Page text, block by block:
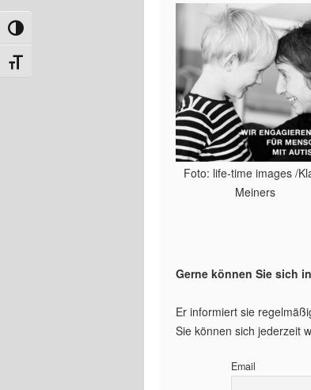
Umschalten auf hohe Kontraste
Schrift vergrößern
Foto: life-time images /
Meiners
Gerne können Sie sich
Er informiert sie
Sie können sich jederzeit
Email